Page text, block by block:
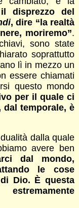
disprezzo del
, dire “la realtà
moriremo”.
sono state
soprattutto
lì in mezzo un
essere chiamati
questo mondo
per il quale ci
temporale, è
dalla quale
avere ben
dal mondo,
le cose
Dio. È questa